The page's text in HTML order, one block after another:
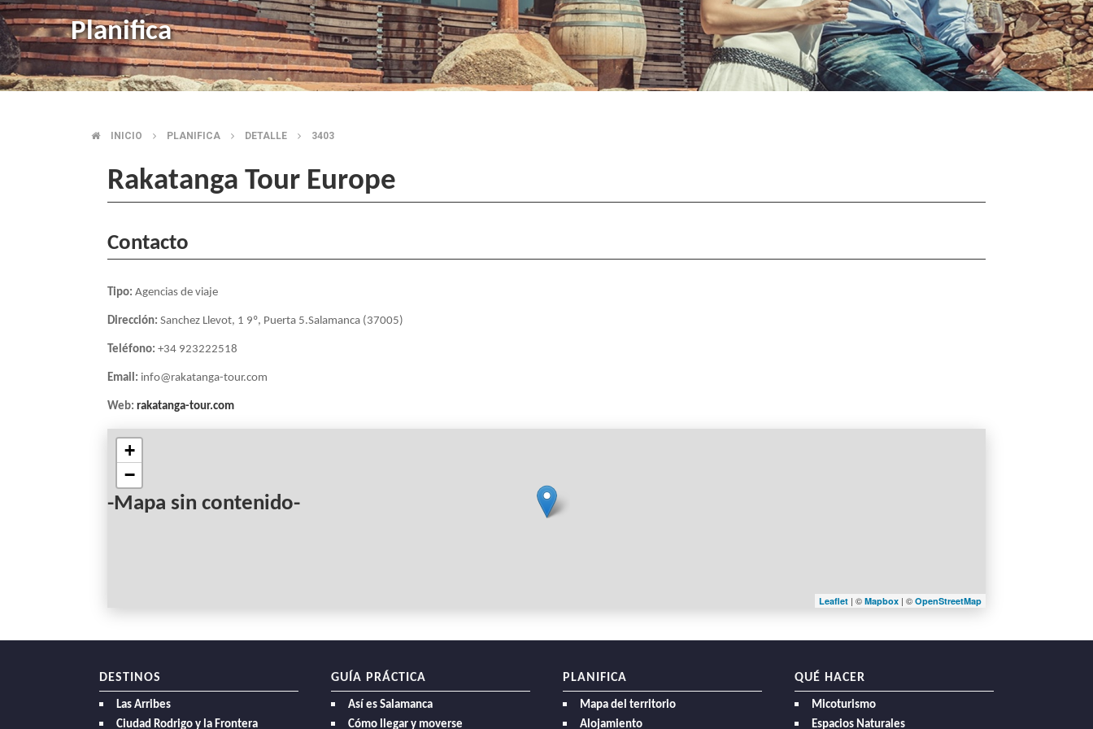
Planifica
BREADCRUMB
INICIO PLANIFICA DETALLE 3403
Rakatanga Tour Europe
Contacto
Tipo: Agencias de viaje
Dirección: Sanchez Llevot, 1 9º, Puerta 5.Salamanca (37005)
Teléfono: +34 923222518
Email: info@rakatanga-tour.com
Web: rakatanga-tour.com
-Mapa sin contenido-
+
−
Leaflet | © Mapbox | © OpenStreetMap
DESTINOS
Las Arribes
Ciudad Rodrigo y la Frontera
GUÍA PRÁCTICA
Así es Salamanca
Cómo llegar y moverse
PLANIFICA
Mapa del territorio
Alojamiento
QUÉ HACER
Micoturismo
Espacios Naturales